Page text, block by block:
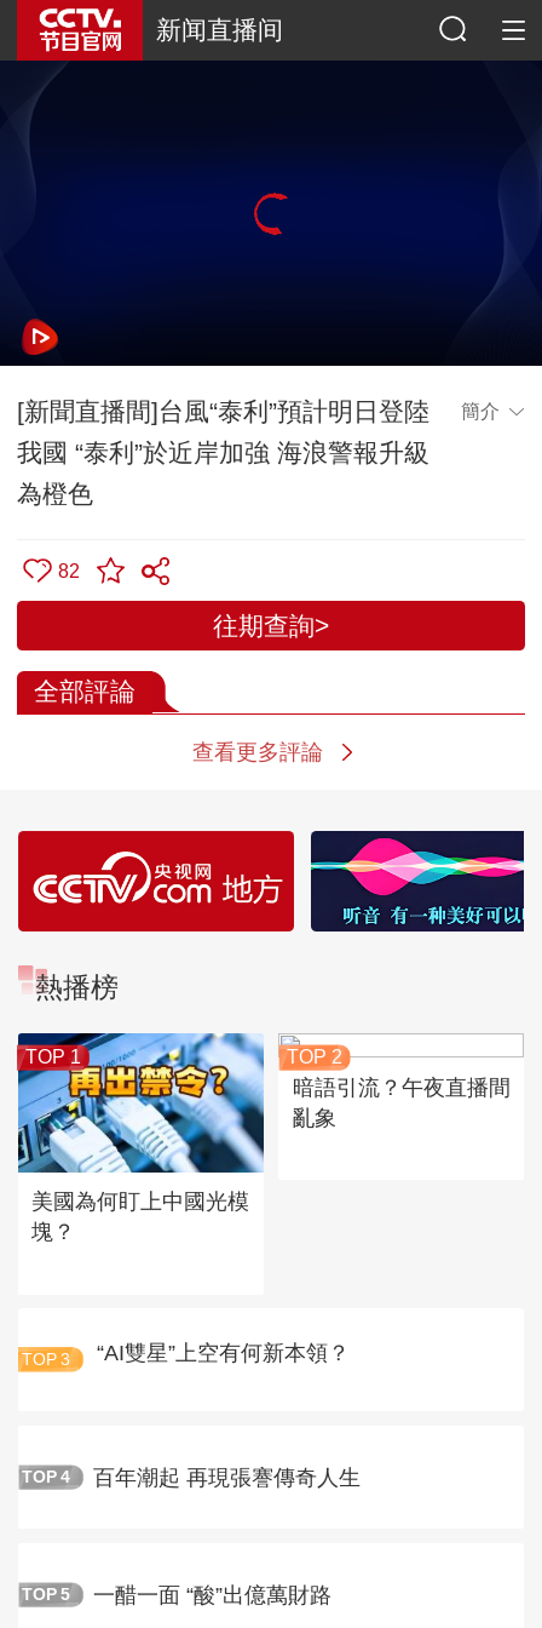
新闻直播间
[新聞直播間]台風“泰利”預計明日登陸
我國 “泰利”於近岸加強 海浪警報升級
為橙色
簡介
82
往期查詢>
全部評論
查看更多評論
熱播榜
TOP 1
美國為何盯上中國光模
塊？
TOP 2
暗語引流？午夜直播間
亂象
TOP 3 “AI雙星”上空有何新本領？
TOP 4 百年潮起 再現張謇傳奇人生
TOP 5 一醋一面 “酸”出億萬財路